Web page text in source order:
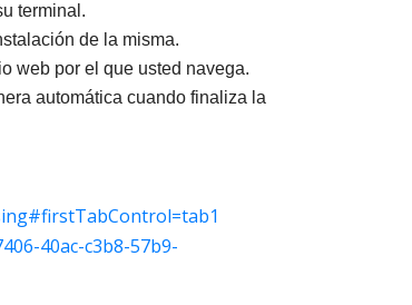
terminal.
de la misma.
web por el que usted navega.
automática cuando finaliza la
40ac-c3b8-57b9-